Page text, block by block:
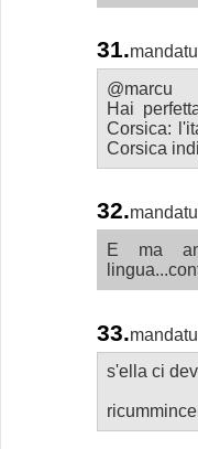
31.
@marcu
Hai
Corsica:
Corsica
32.
E ma
33.
s'ella ci